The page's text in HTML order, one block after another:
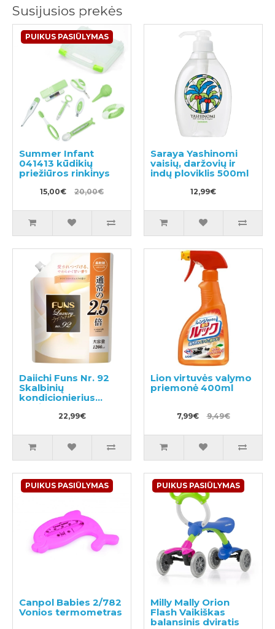
Susijusios prekės
PUIKUS PASIŪLYMAS
Summer Infant
041413 kūdikių
priežiūros rinkinys
15,00€ 20,00€
Saraya Yashinomi
vaisių, daržovių ir
indų ploviklis 500ml
12,99€
Daiichi Funs Nr. 92
Skalbinių
kondicionierius
papildymas 1200ml
22,99€
Lion virtuvės valymo
priemonė 400ml
7,99€ 9,49€
PUIKUS PASIŪLYMAS
Canpol Babies 2/782
Vonios termometras
PUIKUS PASIŪLYMAS
Milly Mally Orion
Flash Vaikiškas
balansinis dviratis